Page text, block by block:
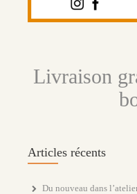
Livraison
Articles récents
Du nouveau dans